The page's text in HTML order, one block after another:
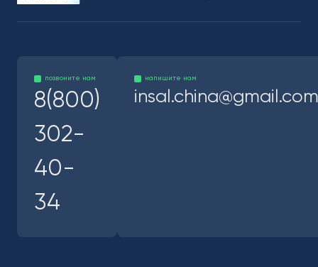
позвоните нам
8(800)
302-
40-
34
напишите нам
insal.china@gmail.com